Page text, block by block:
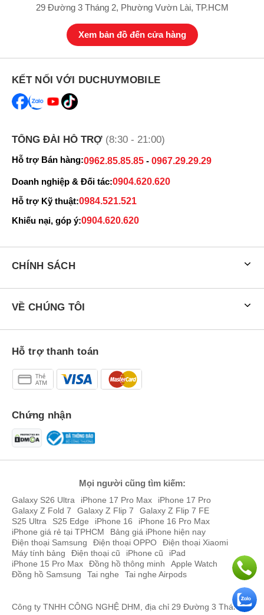
29 Đường 3 Tháng 2, Phường Vườn Lài, TP.HCM
Xem bản đồ đến cửa hàng
KẾT NỐI VỚI DUCHUYMOBILE
TỔNG ĐÀI HỖ TRỢ (8:30 - 21:00)
Hỗ trợ Bán hàng:0962.85.85.85 - 0967.29.29.29
Doanh nghiệp & Đối tác:0904.620.620
Hỗ trợ Kỹ thuật:0984.521.521
Khiếu nại, góp ý:0904.620.620
CHÍNH SÁCH
VỀ CHÚNG TÔI
Hỗ trợ thanh toán
Chứng nhận
Mọi người cũng tìm kiếm:
Galaxy S26 Ultra iPhone 17 Pro Max
iPhone 17 Pro
Galaxy Z Fold 7
Galaxy Z Flip 7
Galaxy Z Flip 7 FE
S25 Ultra
S25 Edge iPhone 16
iPhone 16 Pro Max
iPhone giá rẻ tại TPHCM
Bảng giá iPhone hiện nay
Điện thoại Samsung
Điện thoại OPPO
Điện thoại Xiaomi
Máy tính bảng
Điện thoại cũ iPhone cũ
iPad
iPhone 15 Pro Max
Đồng hồ thông minh
Apple Watch
Đồng hồ Samsung
Tai nghe Tai nghe Airpods
Công ty TNHH CÔNG NGHỆ DHM, địa chỉ 29 Đường 3 Tháng 2,